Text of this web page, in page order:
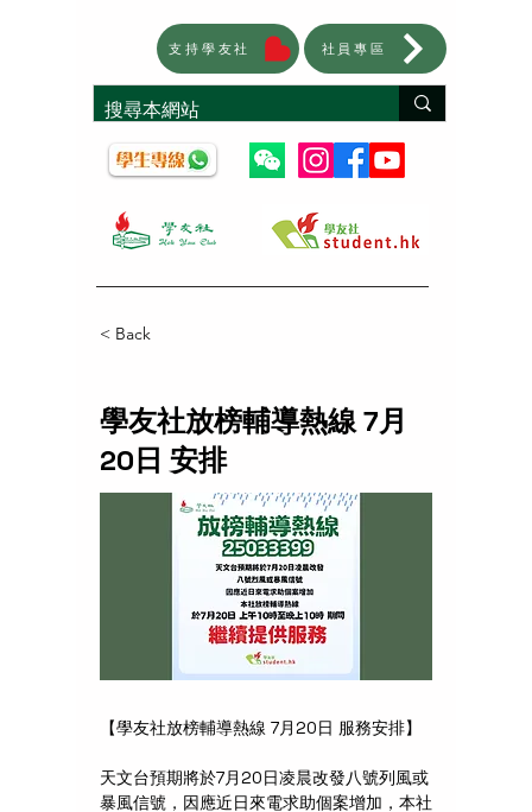
支持學友社 社員專區
< Back
學友社放榜輔導熱線 7月
20日 安排
【學友社放榜輔導熱線 7月20日 服務安排】
天文台預期將於7月20日凌晨改發八號列風或
暴風信號，因應近日來電求助個案增加，本社